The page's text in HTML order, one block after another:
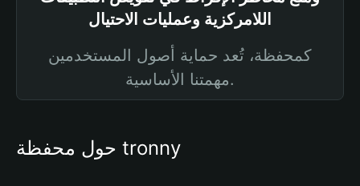
اللامركزية وعمليات الاحتيال
كمحفظة، تُعد حماية أصول المستخدمين
مهمتنا الأساسية.
حول محفظة tronny